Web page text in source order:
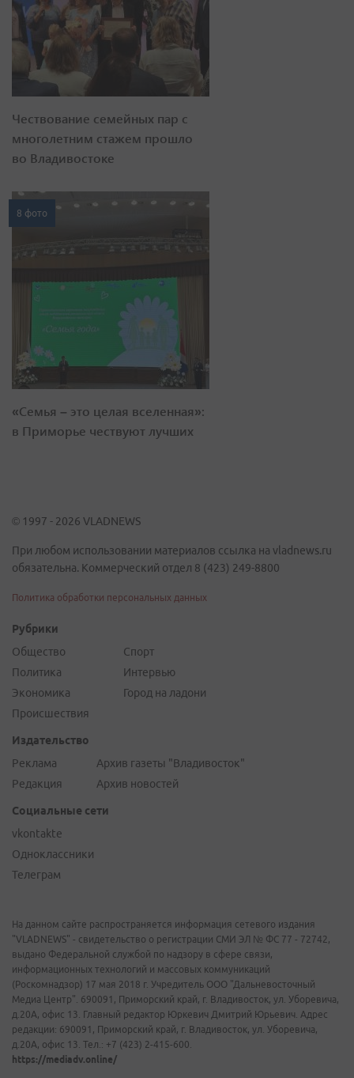
Чествование семейных пар с
многолетним стажем прошло
во Владивостоке
8 фото
«Семья – это целая вселенная»:
в Приморье чествуют лучших
© 1997 - 2026 VLADNEWS
При любом использовании материалов ссылка на vladnews.ru
обязательна. Коммерческий отдел 8 (423) 249-8800
Политика обработки персональных данных
Рубрики
Общество
Политика
Экономика
Происшествия
Спорт
Интервью
Город на ладони
Издательство
Реклама
Редакция
Архив газеты "Владивосток"
Архив новостей
Социальные сети
vkontakte
Одноклассники
Телеграм
На данном сайте распространяется информация сетевого издания
"VLADNEWS" - свидетельство о регистрации СМИ ЭЛ № ФС 77 - 72742,
выдано Федеральной службой по надзору в сфере связи,
информационных технологий и массовых коммуникаций
(Роскомнадзор) 17 мая 2018 г. Учредитель ООО "Дальневосточный
Медиа Центр". 690091, Приморский край, г. Владивосток, ул. Уборевича,
д.20А, офис 13. Главный редактор Юркевич Дмитрий Юрьевич. Адрес
редакции: 690091, Приморский край, г. Владивосток, ул. Уборевича,
д.20А, офис 13. Тел.: +7 (423) 2-415-600.
https://mediadv.online/